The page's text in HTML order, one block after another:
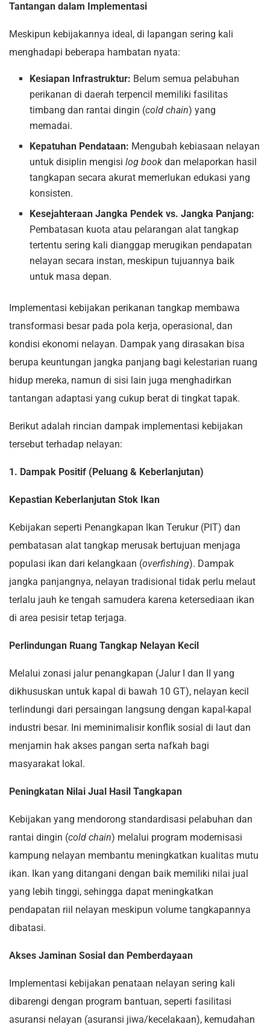
Tantangan dalam Implementasi
Meskipun kebijakannya ideal, di lapangan sering kali
menghadapi beberapa hambatan nyata:
Kesiapan Infrastruktur: Belum semua pelabuhan
perikanan di daerah terpencil memiliki fasilitas
timbang dan rantai dingin (cold chain) yang
memadai.
Kepatuhan Pendataan: Mengubah kebiasaan nelayan
untuk disiplin mengisilog book dan melaporkan hasil
tangkapan secara akurat memerlukan edukasi yang
konsisten.
Kesejahteraan Jangka Pendek vs. Jangka Panjang:
Pembatasan kuota atau pelarangan alat tangkap
tertentu sering kali dianggap merugikan pendapatan
nelayan secara instan, meskipun tujuannya baik
untuk masa depan.
Implementasi kebijakan perikanan tangkap membawa
transformasi besar pada pola kerja, operasional, dan
kondisi ekonomi nelayan. Dampak yang dirasakan bisa
berupa keuntungan jangka panjang bagi kelestarian ruang
hidup mereka, namun di sisi lain juga menghadirkan
tantangan adaptasi yang cukup berat di tingkat tapak.
Berikut adalah rincian dampak implementasi kebijakan
tersebut terhadap nelayan:
1. Dampak Positif (Peluang & Keberlanjutan)
Kepastian Keberlanjutan Stok Ikan
Kebijakan seperti Penangkapan Ikan Terukur (PIT) dan
pembatasan alat tangkap merusak bertujuan menjaga
populasi ikan dari kelangkaan (overfishing). Dampak
jangka panjangnya, nelayan tradisional tidak perlu melaut
terlalu jauh ke tengah samudera karena ketersediaan ikan
di area pesisir tetap terjaga.
Perlindungan Ruang Tangkap Nelayan Kecil
Melalui zonasi jalur penangkapan (Jalur I dan II yang
dikhususkan untuk kapal di bawah 10 GT), nelayan kecil
terlindungi dari persaingan langsung dengan kapal-kapal
industri besar. Ini meminimalisir konflik sosial di laut dan
menjamin hak akses pangan serta nafkah bagi
masyarakat lokal.
Peningkatan Nilai Jual Hasil Tangkapan
Kebijakan yang mendorong standardisasi pelabuhan dan
rantai dingin (cold chain) melalui program modernisasi
kampung nelayan membantu meningkatkan kualitas mutu
ikan. Ikan yang ditangani dengan baik memiliki nilai jual
yang lebih tinggi, sehingga dapat meningkatkan
pendapatan riil nelayan meskipun volume tangkapannya
dibatasi.
Akses Jaminan Sosial dan Pemberdayaan
Implementasi kebijakan penataan nelayan sering kali
dibarengi dengan program bantuan, seperti fasilitasi
asuransi nelayan (asuransi jiwa/kecelakaan), kemudahan